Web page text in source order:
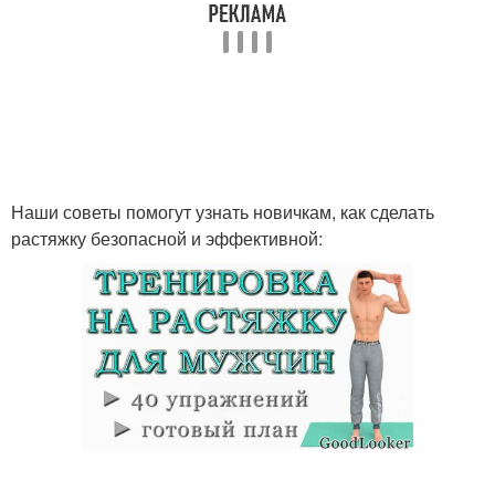
Наши советы помогут узнать новичкам, как сделать
растяжку безопасной и эффективной: